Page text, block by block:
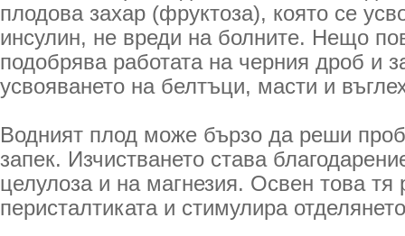
плодова захар (фруктоза), която се
инсулин, не вреди на болните. Нещо
подобрява работата на черния дроб и
усвояването на белтъци, масти и
Водният плод може бързо да реши
запек. Изчистването става
целулоза и на магнезия. Освен това тя
перисталтиката и стимулира